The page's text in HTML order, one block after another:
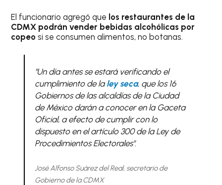
El funcionario agregó que los restaurantes de la
CDMX podrán vender bebidas alcohólicas por
copeo si se consumen alimentos, no botanas.
"Un día antes se estará verificando el
cumplimiento de laley seca, que los 16
Gobiernos de las alcaldías de la Ciudad
de México darán a conocer en la Gaceta
Oficial, a efecto de cumplir con lo
dispuesto en el artículo 300 de la Ley de
Procedimientos Electorales".
José Alfonso Suárez del Real, secretario de
Gobierno de la CDMX